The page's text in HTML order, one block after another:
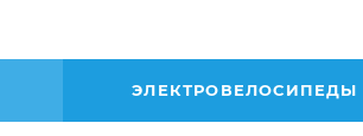
ЭЛЕКТРОВЕЛОСИПЕДЫ